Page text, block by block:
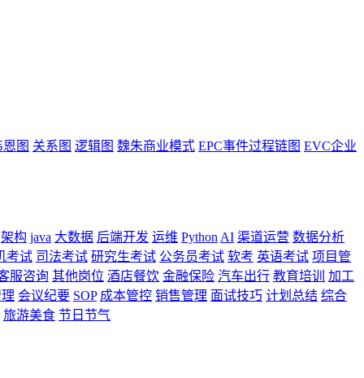
恩图 关系图 逻辑图 魏朱商业模式 EPC事件过程链图 EVC企业
架构 java 大数据 后端开发 运维 Python AI 渠道运营 数据分析
考试 司法考试 研究生考试 公务员考试 软考 英语考试 项目管
服咨询 其他岗位 酒店餐饮 金融保险 汽车出行 教育培训
加工
会议纪要 SOP 成本管控 销售管理 面试技巧 计划总结 综合
旅游美食 节日节气